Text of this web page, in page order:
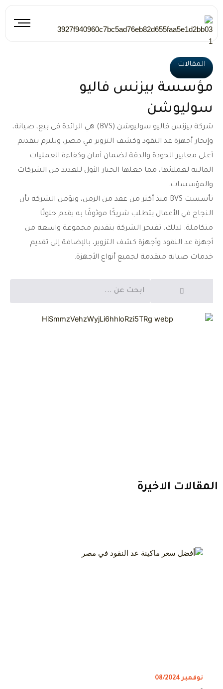
المحتوى
المقالات
مؤسسة بيزنس فاليو
سوليوشن
شركة بيزنس فاليو سوليوشن (BVS) هي الرائدة في بيع، صيانة،
وإيجار أجهزة عد النقود وكشف التزوير في مصر، وتلتزم بتقديم
أعلى معايير الجودة والدقة لضمان أمان وكفاءة العمليات
المالية لعملائها، مما جعلها الخيار الأول للعديد من الشركات
والمؤسسات.
تأسست BVS منذ أكثر من عقد من الزمن، وتؤمن الشركة بأن
النجاح في الأعمال يتطلب شريكًا موثوقًا به يقدم حلولًا
متكاملة. لذلك، تفتخر الشركة بتقديم مجموعة واسعة من
أجهزة عد النقود وأجهزة كشف التزوير، بالإضافة إلى تقديم
خدمات صيانة متقدمة لجميع أنواع الأجهزة.
المقالات الاخيرة
نوفمبر 08/2024